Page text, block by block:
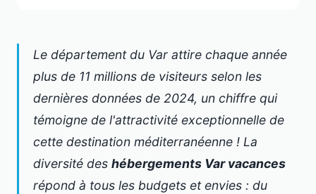
Le département du Var attire chaque année
plus de 11 millions de visiteurs selon les
dernières données de 2024, un chiffre qui
témoigne de l'attractivité exceptionnelle de
cette destination méditerranéenne ! La
diversité des hébergements Var vacances
répond à tous les budgets et envies : du